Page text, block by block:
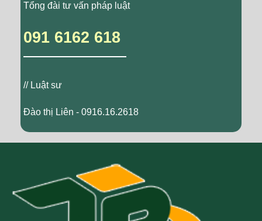
Tổng đài tư vấn pháp luật
091 6162 618
// Luật sư
Đào thị Liên - 0916.16.2618